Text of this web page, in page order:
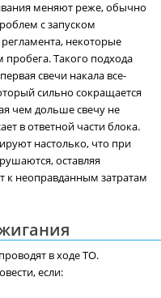
меняют реже, обычно
с запуском
регламента, некоторые
пробега. Такого подхода
свечи накала все-
сильно сокращается
чем дольше свечу не
в ответной части блока.
настолько, что при
оставляя
к неоправданным затратам
в ходе ТО.
если: